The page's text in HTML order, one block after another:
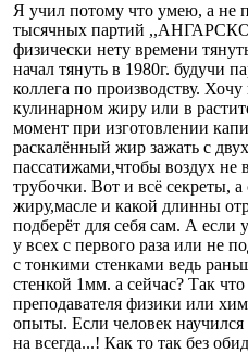
Я учил потому что умею, а не
тысячных партий
физически нету времени
начал тянуть в 1980г. будучи
коллега по производству.
кулинарном жиру или в
момент при изготовлении
раскалённый жир зажать с
пассатижами,чтобы воздух не
трубочки. Вот и всё секреты, а
жиру,масле и какой длинны
подберёт для себя сам. А если
у всех с первого раза или не
с тонкими стенками ведь
стенкой 1мм. а сейчас? Так
преподавателя физики или
опыты. Если человек научился
на всегда...! Как то так без